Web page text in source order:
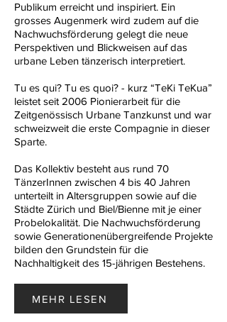
Publikum erreicht und inspiriert. Ein
grosses Augenmerk wird zudem auf die
Nachwuchsförderung gelegt die neue
Perspektiven und Blickweisen auf das
urbane Leben tänzerisch interpretiert.
Tu es qui? Tu es quoi? - kurz “TeKi TeKua”
leistet seit 2006 Pionierarbeit für die
Zeitgenössisch Urbane Tanzkunst und war
schweizweit die erste Compagnie in dieser
Sparte.
Das Kollektiv besteht aus rund 70
TänzerInnen zwischen 4 bis 40 Jahren
unterteilt in Altersgruppen sowie auf die
Städte Zürich und Biel/Bienne mit je einer
Probelokalität. Die Nachwuchsförderung
sowie Generationenübergreifende Projekte
bilden den Grundstein für die
Nachhaltigkeit des 15-jährigen Bestehens.
MEHR LESEN